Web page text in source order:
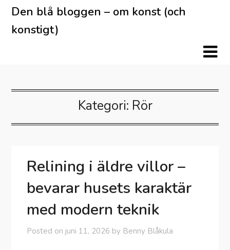
Skip
content
Den blå bloggen – om konst (och
konstigt)
Kategori: Rör
Relining i äldre villor –
bevarar husets karaktär
med modern teknik
Posted on juni 11, 2026 by Benny Blåkula